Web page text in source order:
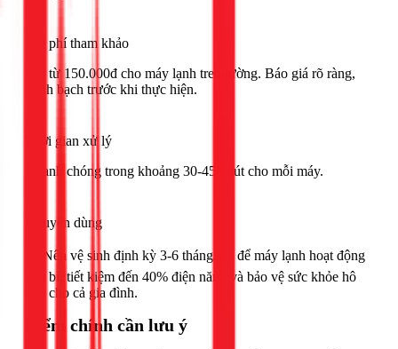
Chi phí tham khảo
Chỉ từ 150.000đ cho máy lạnh treo tường. Báo giá rõ ràng,
minh bạch trước khi thực hiện.
Thời gian xử lý
Nhanh chóng trong khoảng 30-45 phút cho mỗi máy.
Khuyên dùng
🟢 Nên vệ sinh định kỳ 3-6 tháng/lần để máy lạnh hoạt động
bền bỉ, tiết kiệm đến 40% điện năng và bảo vệ sức khỏe hô
hấp cho cả gia đình.
Điểm chính cần lưu ý